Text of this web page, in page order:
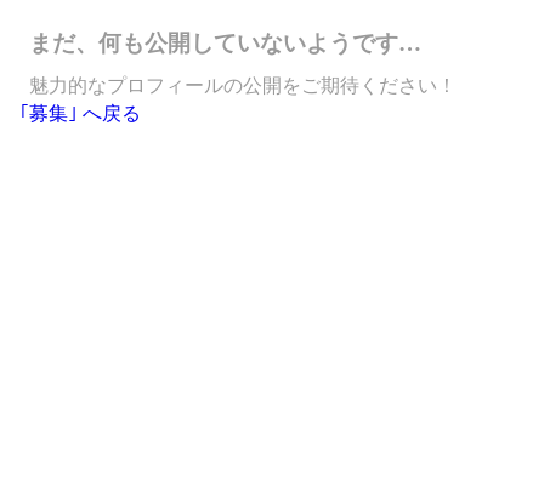
まだ、何も公開していないようです…
魅力的なプロフィールの公開をご期待ください！
｢募集｣ へ戻る